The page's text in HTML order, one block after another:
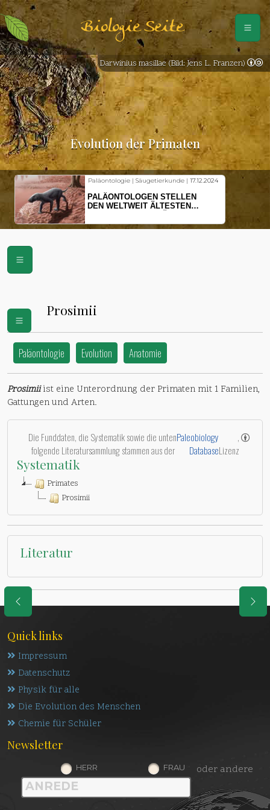
Biologie Seite
Evolution der Primaten
Paläontologie | Säugetierkunde | 17.12.2024
PALÄONTOLOGEN STELLEN
DEN WELTWEIT ÄLTESTEN
VOR
Darwinius masillae (Bild: Jens L. Franzen)
Prosimii
Paläontologie Evolution Anatomie
Prosimiiist eine Unterordnung der Primaten mit 1 Familien,
Gattungen und Arten.
Die Funddaten, die Systematik sowie die unten
folgende Literatursammlung stammen aus der
Paleobiology
Database
,
Lizenz
Systematik
Primates
Prosimii
Literatur
Quick links
Impressum
Datenschutz
Physik für alle
Die Evolution des Menschen
Chemie für Schüler
Newsletter
HERR FRAU oder andere